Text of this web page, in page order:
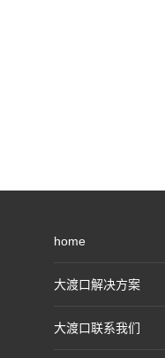
home
大渡口解决方案
大渡口联系我们